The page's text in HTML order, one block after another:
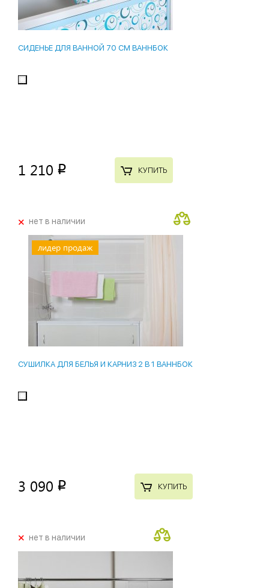
СИДЕНЬЕ ДЛЯ ВАННОЙ 70 СМ ВАННБОК
1 210 p КУПИТЬ
+нет в наличии
лидер продаж
СУШИЛКА ДЛЯ БЕЛЬЯ И КАРНИЗ 2 В 1 ВАННБОК
3 090 p КУПИТЬ
+нет в наличии